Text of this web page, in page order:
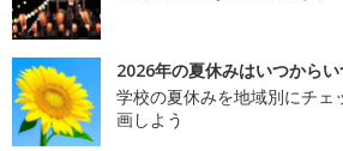
2026年の夏休みはいつからい
学校の夏休みを地域別にチェ
画しよう